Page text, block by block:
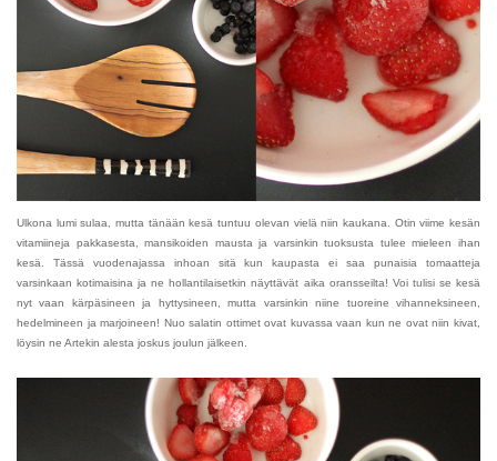
Ulkona lumi sulaa, mutta tänään kesä tuntuu olevan vielä niin kaukana. Otin viime kesän
vitamiineja pakkasesta, mansikoiden mausta ja varsinkin tuoksusta tulee mieleen ihan
kesä. Tässä vuodenajassa inhoan sitä kun kaupasta ei saa punaisia tomaatteja
varsinkaan kotimaisina ja ne hollantilaisetkin näyttävät aika oransseilta! Voi tulisi se kesä
nyt vaan kärpäsineen ja hyttysineen, mutta varsinkin niine tuoreine vihanneksineen,
hedelmineen ja marjoineen! Nuo salatin ottimet ovat kuvassa vaan kun ne ovat niin kivat,
löysin ne Artekin alesta joskus joulun jälkeen.